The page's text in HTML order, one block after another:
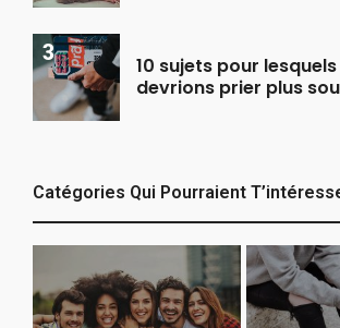
10 sujets pour
devrions prier plus
Catégories Qui Pourraient